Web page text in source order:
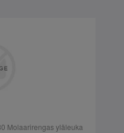
Molaarirengas yläleuka